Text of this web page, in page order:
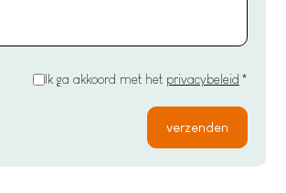
Ik ga akkoord met het privacybeleid *